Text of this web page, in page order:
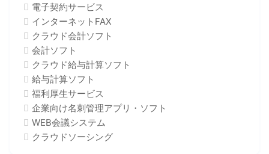
電子契約サービス
インターネットFAX
クラウド会計ソフト
会計ソフト
クラウド給与計算ソフト
給与計算ソフト
福利厚生サービス
企業向け名刺管理アプリ・ソフト
WEB会議システム
クラウドソーシング